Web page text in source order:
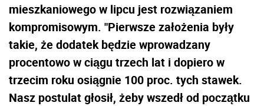
mieszkaniowego w lipcu jest rozwiązaniem
kompromisowym. "Pierwsze założenia były
takie, że dodatek będzie wprowadzany
procentowo w ciągu trzech lat i dopiero w
trzecim roku osiągnie 100 proc. tych stawek.
Nasz postulat głosił, żeby wszedł od początku